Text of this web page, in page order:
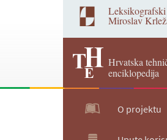
Leksikografski
Miroslav
Hrvatska
enciklopedija
O projektu